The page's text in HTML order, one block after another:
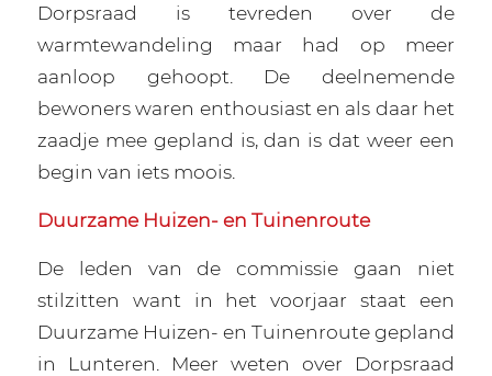
Dorpsraad is tevreden over de
warmtewandeling maar had op meer
aanloop gehoopt. De deelnemende
bewoners waren enthousiast en als daar het
zaadje mee gepland is, dan is dat weer een
begin van iets moois.
Duurzame Huizen- en Tuinenroute
De leden van de commissie gaan niet
stilzitten want in het voorjaar staat een
Duurzame Huizen- en Tuinenroute gepland
in Lunteren. Meer weten over Dorpsraad